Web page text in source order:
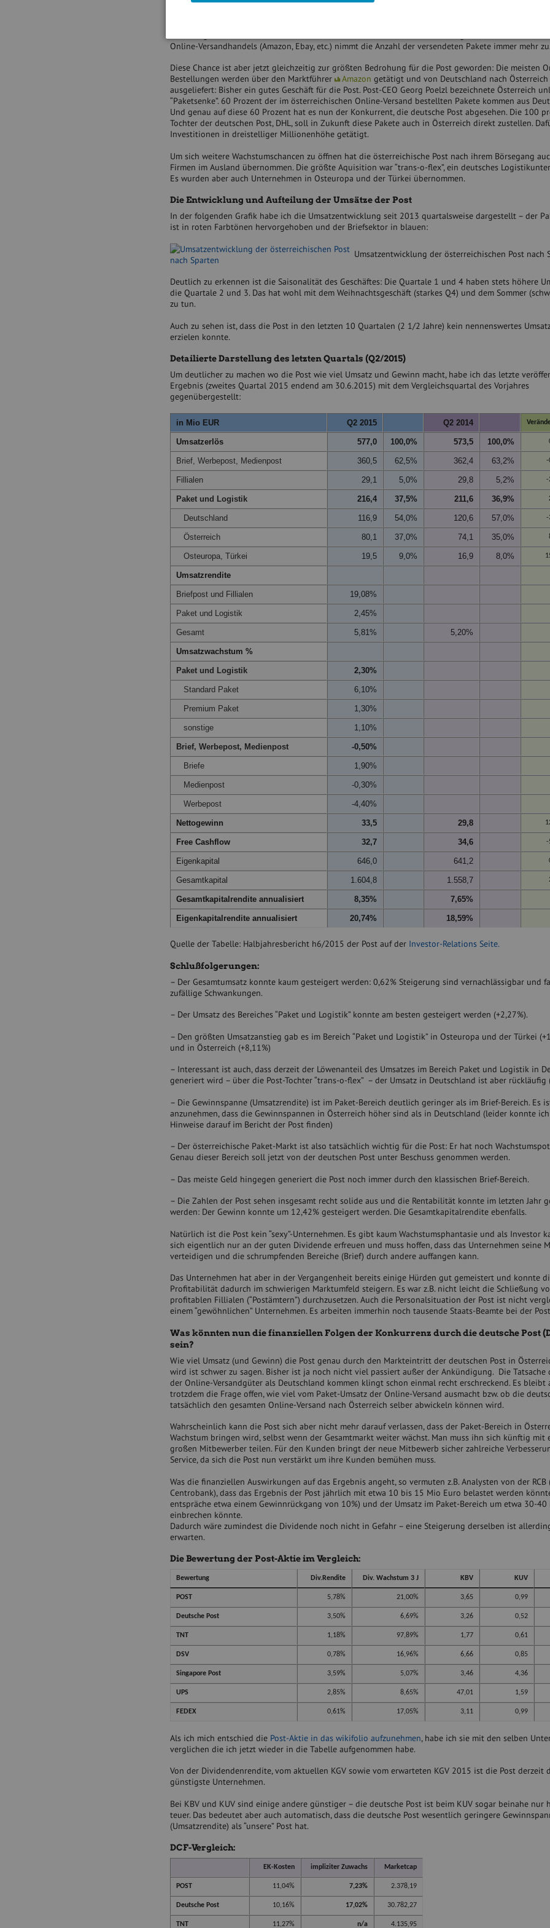
Online-Versandhandels (Amazon, Ebay, etc.) nimmt die Anzahl der versendeten Pakete immer mehr zu.
Diese Chance ist aber jetzt gleichzeitig zur größten Bedrohung für die Post geworden: Die meisten
Bestellungen werden über den Marktführer
Amazon getätigt und von Deutschland nach Österreich
ausgeliefert: Bisher ein gutes Geschäft für die Post. Post-CEO Georg Poelzl bezeichnete Österreich
“Paketsenke”. 60 Prozent der im österreichischen Online-Versand bestellten Pakete kommen aus
Und genau auf diese 60 Prozent hat es nun der Konkurrent, die deutsche Post abgesehen. Die 100
Tochter der deutschen Post, DHL, soll in Zukunft diese Pakete auch in Österreich direkt zustellen.
Investitionen in dreistelliger Millionenhöhe getätigt.
Um sich weitere Wachstumschancen zu öffnen hat die österreichische Post nach ihrem Börsegang
Firmen im Ausland übernommen. Die größte Aquisition war “trans-o-flex”, ein deutsches
Es wurden aber auch Unternehmen in Osteuropa und der Türkei übernommen.
Die Entwicklung und Aufteilung der Umsätze der Post
In der folgenden Grafik habe ich die Umsatzentwicklung seit 2013 quartalsweise dargestellt – der
ist in roten Farbtönen hervorgehoben und der Briefsektor in blauen:
Umsatzentwicklung der österreichischen Post nach
Deutlich zu erkennen ist die Saisonalität des Geschäftes: Die Quartale 1 und 4 haben stets höhere
die Quartale 2 und 3. Das hat wohl mit dem Weihnachtsgeschäft (starkes Q4) und dem Sommer
zu tun.
Auch zu sehen ist, dass die Post in den letzten 10 Quartalen (2 1/2 Jahre) kein nennenswertes
erzielen konnte.
Detailierte Darstellung des letzten Quartals (Q2/2015)
Um deutlicher zu machen wo die Post wie viel Umsatz und Gewinn macht, habe ich das letzte
Ergebnis (zweites Quartal 2015 endend am 30.6.2015) mit dem Vergleichsquartal des Vorjahres
gegenübergestellt:
in Mio EUR Q2 2015 Q2 2014
Umsatzerlös 577,0 100,0% 573,5 100,0%
Brief, Werbepost, Medienpost 360,5 62,5% 362,4 63,2% -
Fillialen 29,1 5,0% 29,8 5,2% -
Paket und Logistik 216,4 37,5% 211,6 36,9%
Deutschland 116,9 54,0% 120,6 57,0% -
Österreich 80,1 37,0% 74,1 35,0%
Osteuropa, Türkei 19,5 9,0% 16,9 8,0%
Umsatzrendite
Briefpost und Fillialen 19,08%
Paket und Logistik 2,45%
Gesamt 5,81% 5,20%
Umsatzwachstum %
Paket und Logistik 2,30%
Standard Paket 6,10%
Premium Paket 1,30%
sonstige 1,10%
Brief, Werbepost, Medienpost -0,50%
Briefe 1,90%
Medienpost -0,30%
Werbepost -4,40%
Nettogewinn 33,5 29,8
Free Cashflow 32,7 34,6 -
Eigenkapital 646,0 641,2
Gesamtkapital 1.604,8 1.558,7
Gesamtkapitalrendite annualisiert 8,35% 7,65%
Eigenkapitalrendite annualisiert 20,74% 18,59%
Quelle der Tabelle: Halbjahresbericht h6/2015 der Post auf der Investor-Relations Seite.
Schlußfolgerungen:
– Der Gesamtumsatz konnte kaum gesteigert werden: 0,62% Steigerung sind vernachlässigbar und
zufällige Schwankungen.
– Der Umsatz des Bereiches “Paket und Logistik” konnte am besten gesteigert werden (+2,27%).
– Den größten Umsatzanstieg gab es im Bereich “Paket und Logistik” in Osteuropa und der Türkei
und in Österreich (+8,11%)
– Interessant ist auch, dass derzeit der Löwenanteil des Umsatzes im Bereich Paket und Logistik in
generiert wird – über die Post-Tochter “trans-o-flex” – der Umsatz in Deutschland ist aber rückläufig
– Die Gewinnspanne (Umsatzrendite) ist im Paket-Bereich deutlich geringer als im Brief-Bereich. Es
anzunehmen, dass die Gewinnspannen in Österreich höher sind als in Deutschland (leider konnte
Hinweise darauf im Bericht der Post finden)
– Der österreichische Paket-Markt ist also tatsächlich wichtig für die Post: Er hat noch
Genau dieser Bereich soll jetzt von der deutschen Post unter Beschuss genommen werden.
– Das meiste Geld hingegen generiert die Post noch immer durch den klassischen Brief-Bereich.
– Die Zahlen der Post sehen insgesamt recht solide aus und die Rentabilität konnte im letzten Jahr
werden: Der Gewinn konnte um 12,42% gesteigert werden. Die Gesamtkapitalrendite ebenfalls.
Natürlich ist die Post kein “sexy”-Unternehmen. Es gibt kaum Wachstumsphantasie und als Investor
sich eigentlich nur an der guten Dividende erfreuen und muss hoffen, dass das Unternehmen seine
verteidigen und die schrumpfenden Bereiche (Brief) durch andere auffangen kann.
Das Unternehmen hat aber in der Vergangenheit bereits einige Hürden gut gemeistert und konnte
Profitabilität dadurch im schwierigen Marktumfeld steigern. Es war z.B. nicht leicht die Schließung
profitablen Fillialen (“Postämtern”) durchzusetzen. Auch die Personalsituation der Post ist nicht
einem “gewöhnlichen” Unternehmen. Es arbeiten immerhin noch tausende Staats-Beamte bei der
Was könnten nun die finanziellen Folgen der Konkurrenz durch die deutsche Post
sein?
Wie viel Umsatz (und Gewinn) die Post genau durch den Markteintritt der deutschen Post in
wird ist schwer zu sagen. Bisher ist ja noch nicht viel passiert außer der Ankündigung. Die Tatsache
der Online-Versandgüter als Deutschland kommen klingt schon einmal recht erschreckend. Es bleibt
trotzdem die Frage offen, wie viel vom Paket-Umsatz der Online-Versand ausmacht bzw. ob die
tatsächlich den gesamten Online-Versand nach Österreich selber abwickeln können wird.
Wahrscheinlich kann die Post sich aber nicht mehr darauf verlassen, dass der Paket-Bereich in
Wachstum bringen wird, selbst wenn der Gesamtmarkt weiter wächst. Man muss ihn sich künftig mit
großen Mitbewerber teilen. Für den Kunden bringt der neue Mitbewerb sicher zahlreiche
Service, da sich die Post nun verstärkt um ihre Kunden bemühen muss.
Was die finanziellen Auswirkungen auf das Ergebnis angeht, so vermuten z.B. Analysten von der RCB
Centrobank), dass das Ergebnis der Post jährlich mit etwa 10 bis 15 Mio Euro belastet werden
entspräche etwa einem Gewinnrückgang von 10%) und der Umsatz im Paket-Bereich um etwa 30-40
einbrechen könnte.
Dadurch wäre zumindest die Dividende noch nicht in Gefahr – eine Steigerung derselben ist
erwarten.
Die Bewertung der Post-Aktie im Vergleich:
Bewertung Div.Rendite Div. Wachstum 3 J KBV KUV
POST 5,78% 21,00% 3,65 0,99
Deutsche Post 3,50% 6,69% 3,26 0,52
TNT 1,18% 97,89% 1,77 0,61
DSV 0,78% 16,96% 6,66 0,85
Singapore Post 3,59% 5,07% 3,46 4,36
UPS 2,85% 8,65% 47,01 1,59
FEDEX 0,61% 17,05% 3,11 0,99
Als ich mich entschied die Post-Aktie in das wikifolio aufzunehmen, habe ich sie mit den selben
verglichen die ich jetzt wieder in die Tabelle aufgenommen habe.
Von der Dividendenrendite, vom aktuellen KGV sowie vom erwarteten KGV 2015 ist die Post derzeit
günstigste Unternehmen.
Bei KBV und KUV sind einige andere günstiger – die deutsche Post ist beim KUV sogar beinahe nur
teuer. Das bedeutet aber auch automatisch, dass die deutsche Post wesentlich geringere
(Umsatzrendite) als “unsere” Post hat.
DCF-Vergleich:
EK-Kosten impliziter Zuwachs Marketcap
POST 11,04% 7,23% 2.378,19
Deutsche Post 10,16% 17,02% 30.782,27
TNT 11,27% n/a 4.135,95